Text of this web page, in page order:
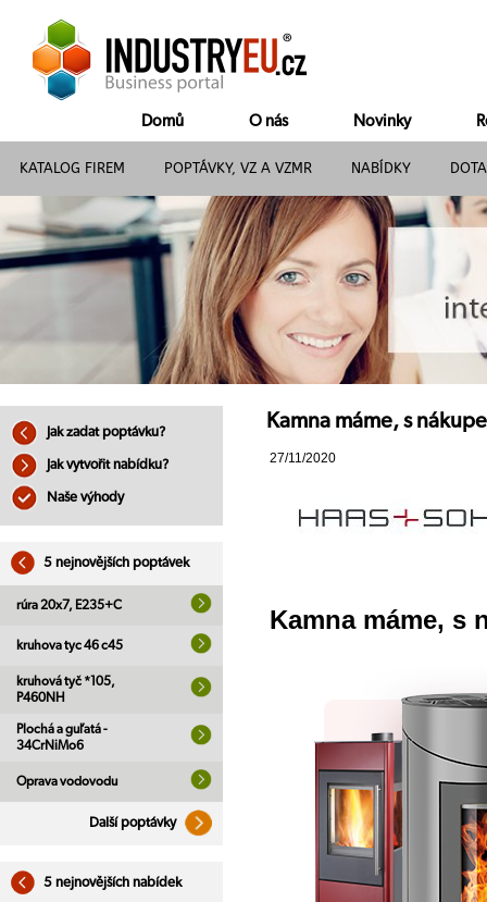
Domů O nás Novinky
KATALOG FIREM POPTÁVKY, VZ A VZMR NABÍDKY
Jak zadat poptávku?
Jak vytvořit nabídku?
Naše výhody
5 nejnovějších poptávek
rúra 20x7, E235+C
kruhova tyc 46 c45
kruhová tyč *105,
P460NH
Plochá a guľatá -
34CrNiMo6
Oprava vodovodu
Další poptávky
5 nejnovějších nabídek
Kamna máme, s
27/11/2020
Kamna máme, s